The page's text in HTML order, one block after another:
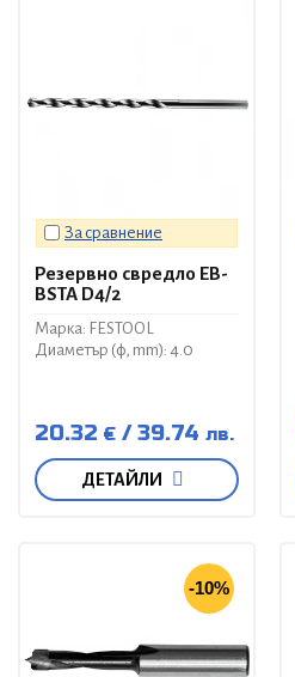
За сравнение
Резервно свредло EB-
BSTA D4/2
Марка: FESTOOL
Диаметър (ф, mm): 4.0
20.32 € 39.74 лв.
ДЕТАЙЛИ
-10%